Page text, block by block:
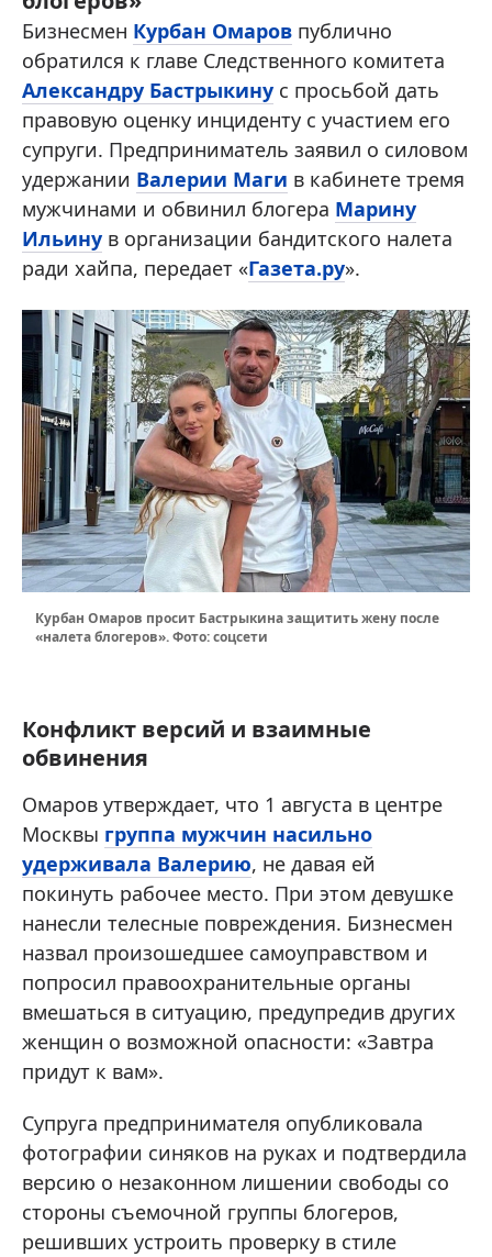
Бизнесмен Курбан Омаров публично
обратился к главе Следственного комитета
Александру Бастрыкину с просьбой дать
правовую оценку инциденту с участием его
супруги. Предприниматель заявил о силовом
удержании Валерии Маги в кабинете тремя
мужчинами и обвинил блогера Марину
Ильину в организации бандитского налета
ради хайпа, передает «Газета.ру».
Курбан Омаров просит Бастрыкина защитить жену после
«налета блогеров». Фото: соцсети
Конфликт версий и взаимные
обвинения
Омаров утверждает, что 1 августа в центре
Москвы группа мужчин насильно
удерживала Валерию, не давая ей
покинуть рабочее место. При этом девушке
нанесли телесные повреждения. Бизнесмен
назвал произошедшее самоуправством и
попросил правоохранительные органы
вмешаться в ситуацию, предупредив других
женщин о возможной опасности: «Завтра
придут к вам».
Супруга предпринимателя опубликовала
фотографии синяков на руках и подтвердила
версию о незаконном лишении свободы со
стороны съемочной группы блогеров,
решивших устроить проверку в стиле